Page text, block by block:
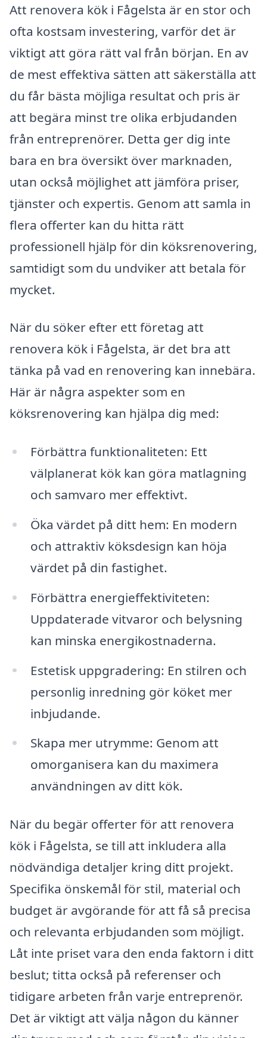
Att renovera kök i Fågelsta är en stor och
ofta kostsam investering, varför det är
viktigt att göra rätt val från början. En av
de mest effektiva sätten att säkerställa att
du får bästa möjliga resultat och pris är
att begära minst tre olika erbjudanden
från entreprenörer. Detta ger dig inte
bara en bra översikt över marknaden,
utan också möjlighet att jämföra priser,
tjänster och expertis. Genom att samla in
flera offerter kan du hitta rätt
professionell hjälp för din köksrenovering,
samtidigt som du undviker att betala för
mycket.
När du söker efter ett företag att
renovera kök i Fågelsta, är det bra att
tänka på vad en renovering kan innebära.
Här är några aspekter som en
köksrenovering kan hjälpa dig med:
Förbättra funktionaliteten: Ett
välplanerat kök kan göra matlagning
och samvaro mer effektivt.
Öka värdet på ditt hem: En modern
och attraktiv köksdesign kan höja
värdet på din fastighet.
Förbättra energieffektiviteten:
Uppdaterade vitvaror och belysning
kan minska energikostnaderna.
Estetisk uppgradering: En stilren och
personlig inredning gör köket mer
inbjudande.
Skapa mer utrymme: Genom att
omorganisera kan du maximera
användningen av ditt kök.
När du begär offerter för att renovera
kök i Fågelsta, se till att inkludera alla
nödvändiga detaljer kring ditt projekt.
Specifika önskemål för stil, material och
budget är avgörande för att få så precisa
och relevanta erbjudanden som möjligt.
Låt inte priset vara den enda faktorn i ditt
beslut; titta också på referenser och
tidigare arbeten från varje entreprenör.
Det är viktigt att välja någon du känner